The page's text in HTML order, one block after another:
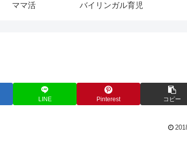
ママ活 バイリンガル育児
LINE Pinterest コピー